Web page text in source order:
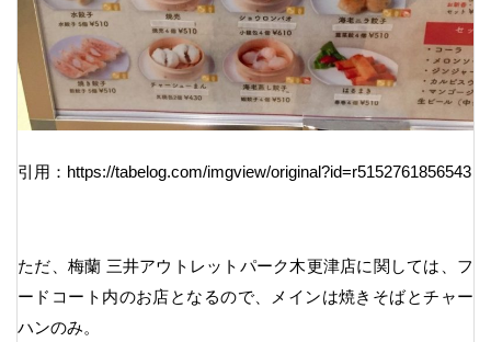
引用：https://tabelog.com/imgview/original?id=r5152761856543
ただ、梅蘭 三井アウトレットパーク木更津店に関しては、フ
ードコート内のお店となるので、メインは焼きそばとチャー
ハンのみ。